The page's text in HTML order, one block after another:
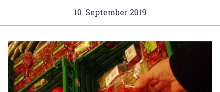
10. September 2019